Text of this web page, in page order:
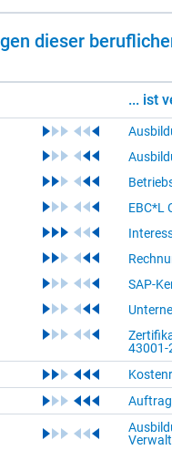
die­ser
... ist
EBC*L
SAP-
43001-